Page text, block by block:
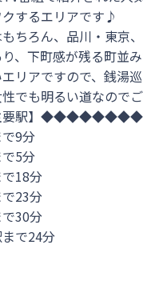
するエリアです♪
ちろん、品川・東京
、下町感が残る町並み
リアですので、銭湯
でも明るい道なので
駅】
9分
5分
18分
23分
30分
で24分